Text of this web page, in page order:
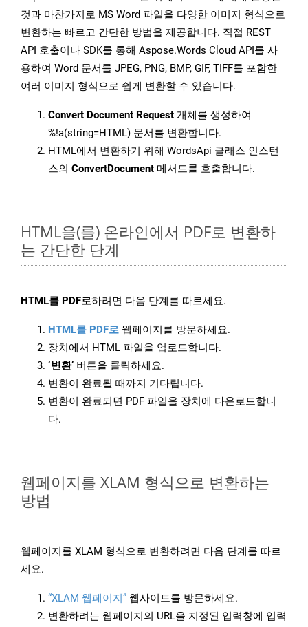
것과 마찬가지로 MS Word 파일을 다양한 이미지 형식으로
변환하는 빠르고 간단한 방법을 제공합니다. 직접 REST
API 호출이나 SDK를 통해 Aspose.Words Cloud API를 사
용하여 Word 문서를 JPEG, PNG, BMP, GIF, TIFF를 포함한
여러 이미지 형식으로 쉽게 변환할 수 있습니다.
Convert Document Request 개체를 생성하여
%!a(string=HTML) 문서를 변환합니다.
HTML에서 변환하기 위해 WordsApi 클래스 인스턴
스의 ConvertDocument 메서드를 호출합니다.
HTML을(를) 온라인에서 PDF로 변환하
는 간단한 단계
HTML를 PDF로하려면 다음 단계를 따르세요.
HTML를 PDF로 웹페이지를 방문하세요.
장치에서 HTML 파일을 업로드합니다.
‘변환’ 버튼을 클릭하세요.
변환이 완료될 때까지 기다립니다.
변환이 완료되면 PDF 파일을 장치에 다운로드합니
다.
웹페이지를 XLAM 형식으로 변환하는
방법
웹페이지를 XLAM 형식으로 변환하려면 다음 단계를 따르
세요.
“XLAM 웹페이지” 웹사이트를 방문하세요.
변환하려는 웹페이지의 URL을 지정된 입력창에 입력